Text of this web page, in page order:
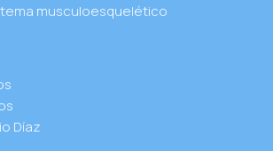
musculoesquelético
Díaz